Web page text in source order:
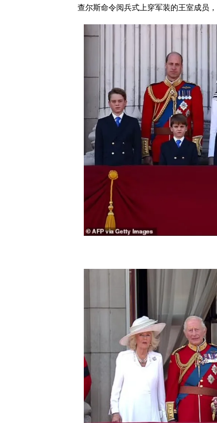
查尔斯命令阅兵式上穿军装的王室成员